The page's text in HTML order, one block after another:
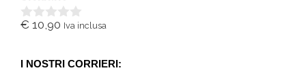
0
5
€ 10,90 Iva inclusa
I NOSTRI CORRIERI: